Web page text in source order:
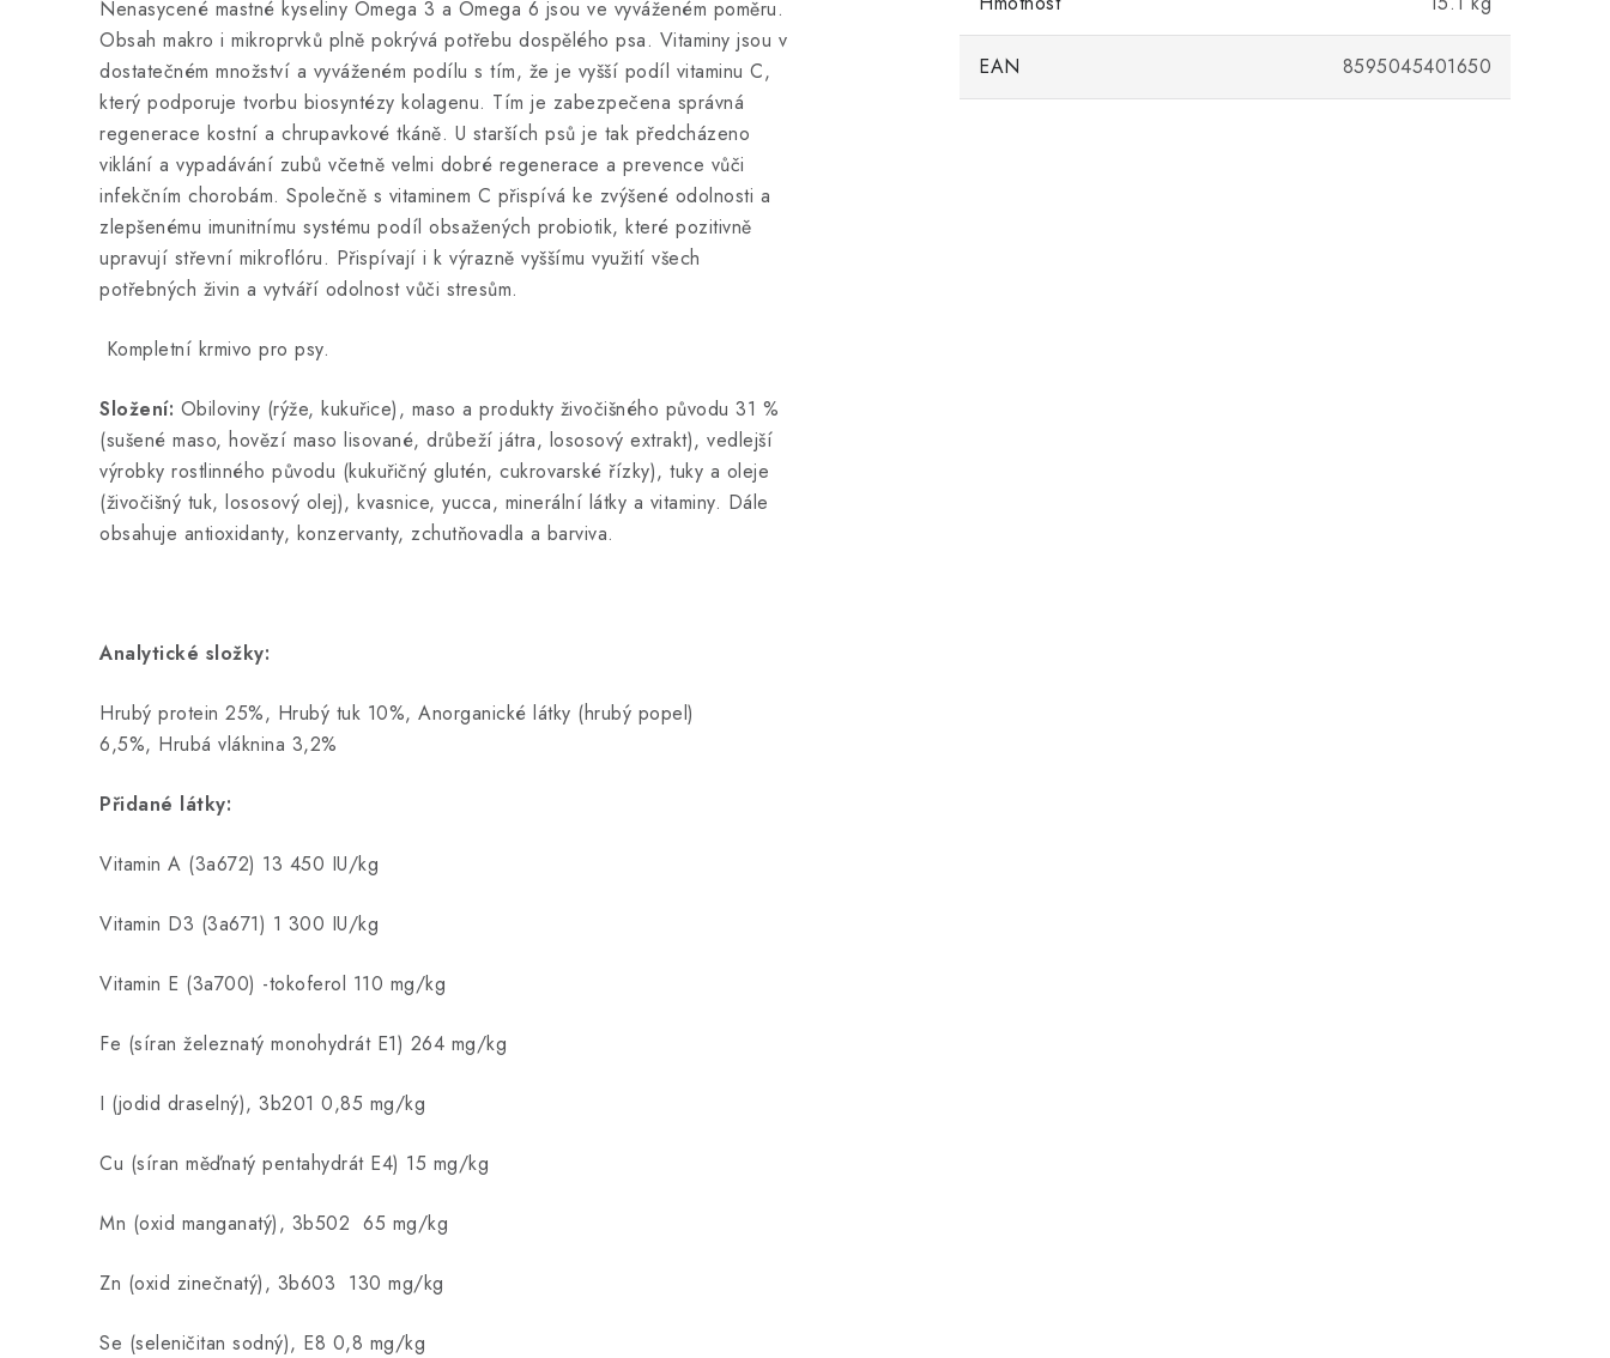
Nenasycené mastné kyseliny Omega 3 a Omega 6 jsou ve vyváženém poměru.
Obsah makro i mikroprvků plně pokrývá potřebu dospělého psa. Vitaminy jsou v
dostatečném množství a vyváženém podílu s tím, že je vyšší podíl vitaminu C,
který podporuje tvorbu biosyntézy kolagenu. Tím je zabezpečena správná
regenerace kostní a chrupavkové tkáně. U starších psů je tak předcházeno
viklání a vypadávání zubů včetně velmi dobré regenerace a prevence vůči
infekčním chorobám. Společně s vitaminem C přispívá ke zvýšené odolnosti a
zlepšenému imunitnímu systému podíl obsažených probiotik, které pozitivně
upravují střevní mikroflóru. Přispívají i k výrazně vyššímu využití všech
potřebných živin a vytváří odolnost vůči stresům.
Kompletní krmivo pro psy.
Složení: Obiloviny (rýže, kukuřice), maso a produkty živočišného původu 31 %
(sušené maso, hovězí maso lisované, drůbeží játra, lososový extrakt), vedlejší
výrobky rostlinného původu (kukuřičný glutén, cukrovarské řízky), tuky a oleje
(živočišný tuk, lososový olej), kvasnice, yucca, minerální látky a vitaminy. Dále
obsahuje antioxidanty, konzervanty, zchutňovadla a barviva.
Analytické složky:
Hrubý protein 25%, Hrubý tuk 10%, Anorganické látky (hrubý popel)
6,5%, Hrubá vláknina 3,2%
Přidané látky:
Vitamin A (3a672) 13 450 IU/kg
Vitamin D3 (3a671) 1 300 IU/kg
Vitamin E (3a700) -tokoferol 110 mg/kg
Fe (síran železnatý monohydrát E1) 264 mg/kg
I (jodid draselný), 3b201 0,85 mg/kg
Cu (síran měďnatý pentahydrát E4) 15 mg/kg
Mn (oxid manganatý), 3b502 65 mg/kg
Zn (oxid zinečnatý), 3b603 130 mg/kg
Se (seleničitan sodný), E8 0,8 mg/kg
EAN 8595045401650